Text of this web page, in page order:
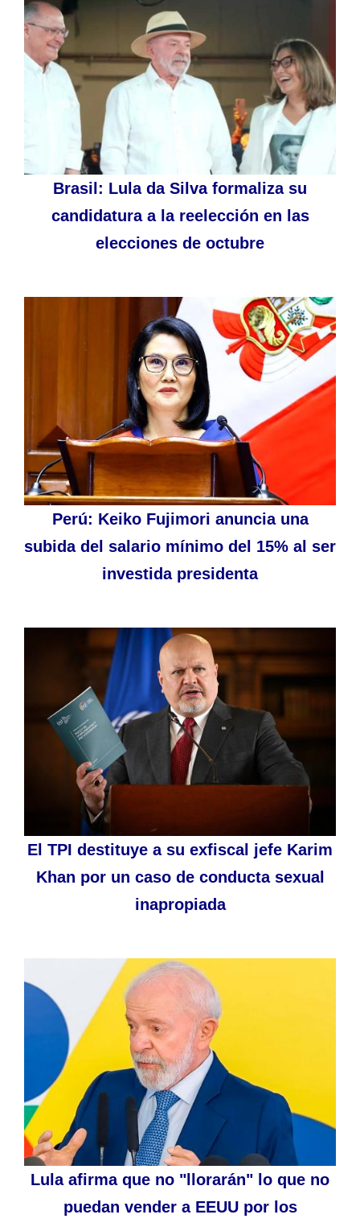
Brasil: Lula da Silva formaliza su
candidatura a la reelección en las
elecciones de octubre
Perú: Keiko Fujimori anuncia una
subida del salario mínimo del 15% al ser
investida presidenta
El TPI destituye a su exfiscal jefe Karim
Khan por un caso de conducta sexual
inapropiada
Lula afirma que no "llorarán" lo que no
puedan vender a EEUU por los